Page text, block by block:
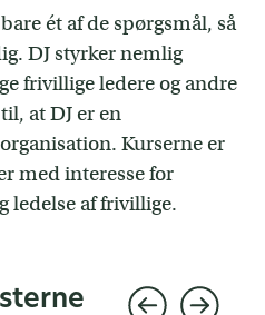
ét af de spørgsmål, så
DJ styrker nemlig
frivillige ledere og andre
at DJ er en
Kurserne er
med interesse for
ledelse af frivillige.